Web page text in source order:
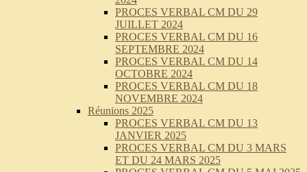
PROCES VERBAL CM DU 29
JUILLET 2024
PROCES VERBAL CM DU 16
SEPTEMBRE 2024
PROCES VERBAL CM DU 14
OCTOBRE 2024
PROCES VERBAL CM DU 18
NOVEMBRE 2024
Réunions 2025
PROCES VERBAL CM DU 13
JANVIER 2025
PROCES VERBAL CM DU 3 MARS
ET DU 24 MARS 2025